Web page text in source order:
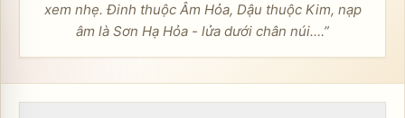
xem nhẹ. Đinh thuộc Âm Hỏa, Dậu thuộc Kim, nạp
âm là Sơn Hạ Hỏa - lửa dưới chân núi.…”